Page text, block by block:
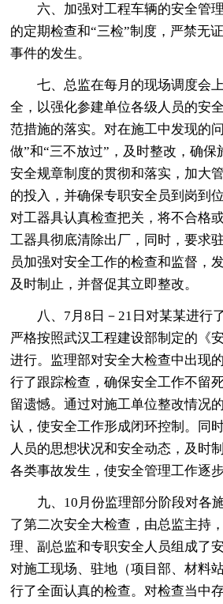
六、加强对工程车辆的安全管
的定期检查和“三检”制度，严禁无
事件的发生。
七、总监在每月的现场调度会
全，以强化参建单位各级人员的安
范措施的落实。对在施工中发现的
做”和“三不放过”，及时整改，确保
安全规章制度的贯彻和落实，加大
的投入，并确保专职安全员到岗到
对工器具认真检查把关，将不合格
工器具彻底清除出厂，同时，要求
员加强对安全工作的检查和监督，
及时制止，并督促其立即整改。
八、7月8日－21日对某某进行
严格按照武汉工程建设部制定的《
进行。监理部对安全大检查中出现
行了跟踪检查，确保安全工作不留
留遗憾。通过对施工单位整改情况
认，使安全工作形成闭环控制。同
人员的思想状况和安全动态，及时
各类事故发生，使安全管理工作逐步
九、10月份监理部分阶段对各
了第二次安全大检查，由总监主持
理、副总监和专职安全人员组成了
对施工现场、驻地（项目部、材料
行了全面认真的检查。对检查当中